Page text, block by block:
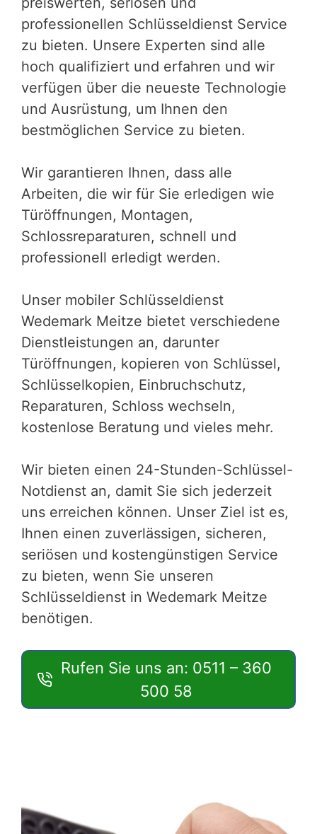
professionellen Schlüsseldienst Service
zu bieten. Unsere Experten sind alle
hoch qualifiziert und erfahren und wir
verfügen über die neueste Technologie
und Ausrüstung, um Ihnen den
bestmöglichen Service zu bieten.
Wir garantieren Ihnen, dass alle
Arbeiten, die wir für Sie erledigen wie
Türöffnungen, Montagen,
Schlossreparaturen, schnell und
professionell erledigt werden.
Unser mobiler Schlüsseldienst
Wedemark Meitze bietet verschiedene
Dienstleistungen an, darunter
Türöffnungen, kopieren von Schlüssel,
Schlüsselkopien, Einbruchschutz,
Reparaturen, Schloss wechseln,
kostenlose Beratung und vieles mehr.
Wir bieten einen 24-Stunden-Schlüssel-
Notdienst an, damit Sie sich jederzeit
uns erreichen können. Unser Ziel ist es,
Ihnen einen zuverlässigen, sicheren,
seriösen und kostengünstigen Service
zu bieten, wenn Sie unseren
Schlüsseldienst in Wedemark Meitze
benötigen.
Rufen Sie uns an: 0511 – 360
500 58